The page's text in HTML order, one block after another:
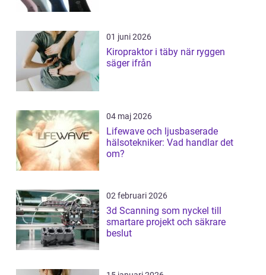
01 juni 2026
Kiropraktor i täby när ryggen
säger ifrån
04 maj 2026
Lifewave och ljusbaserade
hälsotekniker: Vad handlar det
om?
02 februari 2026
3d Scanning som nyckel till
smartare projekt och säkrare
beslut